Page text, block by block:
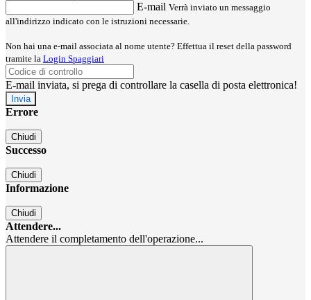
E-mail Verrà inviato un messaggio
all'indirizzo indicato con le istruzioni necessarie.
Non hai una e-mail associata al nome utente? Effettua il reset della password
tramite la Login Spaggiari
E-mail inviata, si prega di controllare la casella di posta elettronica!
Errore
Chiudi
Successo
Chiudi
Informazione
Chiudi
Attendere...
Attendere il completamento dell'operazione...